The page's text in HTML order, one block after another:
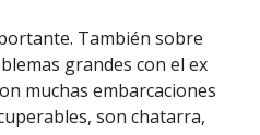
También sobre
grandes con el ex
muchas embarcaciones
son chatarra,